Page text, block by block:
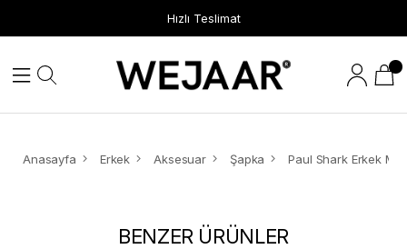
Hızlı Teslimat
Anasayfa Erkek Aksesuar Şapka
BENZER ÜRÜNLER